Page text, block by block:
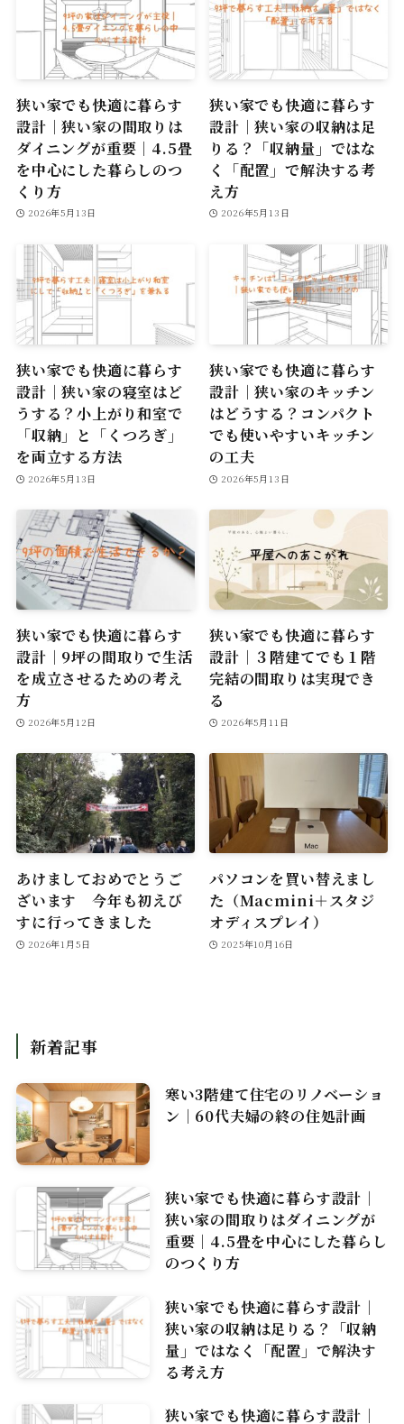
狭い家でも快適に暮らす
設計｜狭い家の間取りは
ダイニングが重要｜4.5畳
を中心にした暮らしのつ
くり方
2026年5月13日
狭い家でも快適に暮らす
設計｜狭い家の収納は足
りる？「収納量」ではな
く「配置」で解決する考
え方
2026年5月13日
狭い家でも快適に暮らす
設計｜狭い家の寝室はど
うする？小上がり和室で
「収納」と「くつろぎ」
を両立する方法
2026年5月13日
狭い家でも快適に暮らす
設計｜狭い家のキッチン
はどうする？コンパクト
でも使いやすいキッチン
の工夫
2026年5月13日
狭い家でも快適に暮らす
設計｜9坪の間取りで生活
を成立させるための考え
方
2026年5月12日
狭い家でも快適に暮らす
設計｜３階建てでも１階
完結の間取りは実現でき
る
2026年5月11日
あけましておめでとうご
ざいます 今年も初えび
すに行ってきました
2026年1月5日
パソコンを買い替えまし
た（Macmini＋スタジ
オディスプレイ）
2025年10月16日
新着記事
寒い3階建て住宅のリノベーショ
ン｜60代夫婦の終の住処計画
狭い家でも快適に暮らす設計｜
狭い家の間取りはダイニングが
重要｜4.5畳を中心にした暮らし
のつくり方
狭い家でも快適に暮らす設計｜
狭い家の収納は足りる？「収納
量」ではなく「配置」で解決す
る考え方
狭い家でも快適に暮らす設計｜